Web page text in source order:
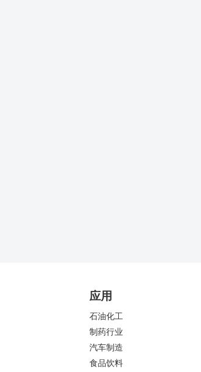
应用
石油化工
制药行业
汽车制造
食品饮料